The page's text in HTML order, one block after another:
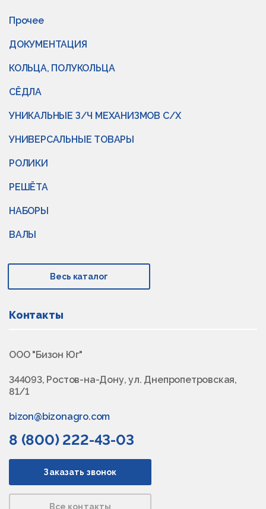
Прочее
ДОКУМЕНТАЦИЯ
КОЛЬЦА, ПОЛУКОЛЬЦА
СЁДЛА
УНИКАЛЬНЫЕ З/Ч МЕХАНИЗМОВ С/Х
УНИВЕРСАЛЬНЫЕ ТОВАРЫ
РОЛИКИ
РЕШЁТА
НАБОРЫ
ВАЛЫ
Весь каталог
Контакты
ООО "Бизон Юг"
344093, Ростов-на-Дону, ул. Днепропетровская,
81/1
bizon@bizonagro.com
8 (800) 222-43-03
Заказать звонок
Все контакты